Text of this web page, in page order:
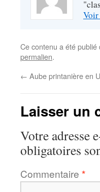
Voir
Ce contenu a été publié
permalien.
← Aube printanière en
Laisser un
Votre adresse
obligatoires
Commentaire *